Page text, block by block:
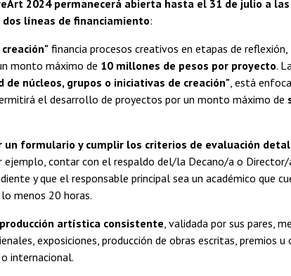
2024 permanecerá abierta hasta el 31 de julio a
dos líneas de financiamiento:
financia procesos creativos en etapas de reflexión,
monto máximo de 10 millones de pesos por proyecto. La
de núcleos, grupos o iniciativas de creación" , está
el desarrollo de proyectos por un monto máximo de
formulario y cumplir los criterios de evaluación
ejemplo, contar con el respaldo del/la Decano/a o Director/
y que el responsable principal sea un académico que
menos 20 horas.
artística consistente , validada por sus pares,
exposiciones, producción de obras escritas, premios u
internacional.